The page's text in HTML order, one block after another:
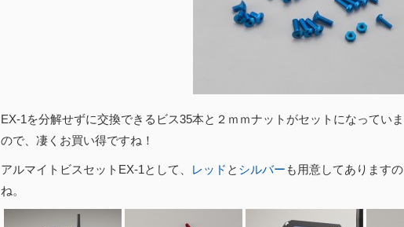
EX-1を分解せずに交換できるビス35本と２ｍｍナットがセットになってい
ので、凄くお買い得ですね！
アルマイトビスセットEX-1として、 レッド と シルバー も用意してあります
ね。